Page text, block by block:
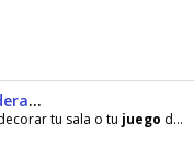
Mueble Tipo Puff en Madera Negro
tu sala o tu juego de